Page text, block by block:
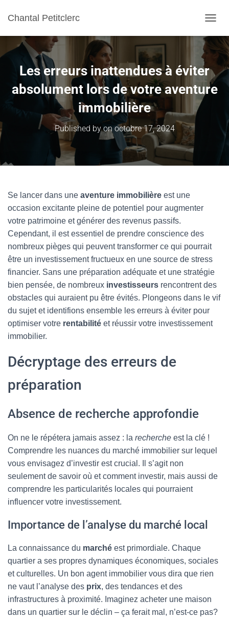
Chantal Petitclerc
Les erreurs inattendues à éviter
absolument lors de votre aventure
immobilière
Published byonoctobre 17, 2024
Se lancer dans une aventure immobilière est une
occasion excitante pleine de potentiel pour augmenter
votre patrimoine et générer des revenus passifs.
Cependant, il est essentiel de prendre conscience des
nombreux pièges qui peuvent transformer ce qui pourrait
être un investissement fructueux en une source de stress
financier. Sans une préparation adéquate et une stratégie
bien pensée, de nombreux investisseurs rencontrent des
obstacles qui auraient pu être évités. Plongeons dans le vif
du sujet et identifions ensemble les erreurs à éviter pour
optimiser votre rentabilité et réussir votre investissement
immobilier.
Décryptage des erreurs de
préparation
Absence de recherche approfondie
On ne le répétera jamais assez : la recherche est la clé !
Comprendre les nuances du marché immobilier sur lequel
vous envisagez d’investir est crucial. Il s’agit non
seulement de savoir où et comment investir, mais aussi de
comprendre les particularités locales qui pourraient
influencer votre investissement.
Importance de l’analyse du marché local
La connaissance du marché est primordiale. Chaque
quartier a ses propres dynamiques économiques, sociales
et culturelles. Un bon agent immobilier vous dira que rien
ne vaut l’analyse des prix, des tendances et des
infrastructures à proximité. Imaginez acheter une maison
dans un quartier sur le déclin – ça ferait mal, n’est-ce pas?